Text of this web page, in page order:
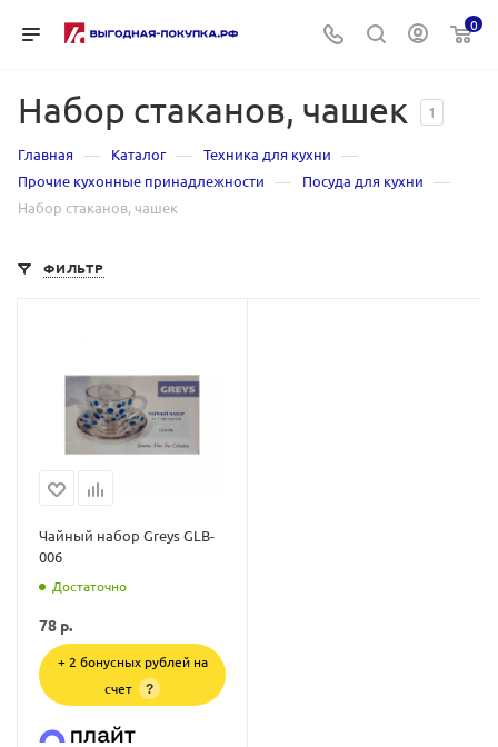
0
Набор стаканов, чашек 1
Главная — Каталог — Техника для кухни —
Прочие кухонные принадлежности — Посуда для кухни —
Набор стаканов, чашек
ФИЛЬТР
Чайный набор Greys GLB-
006
Достаточно
78 р.
+ 2 бонусных рублей на
счет
?